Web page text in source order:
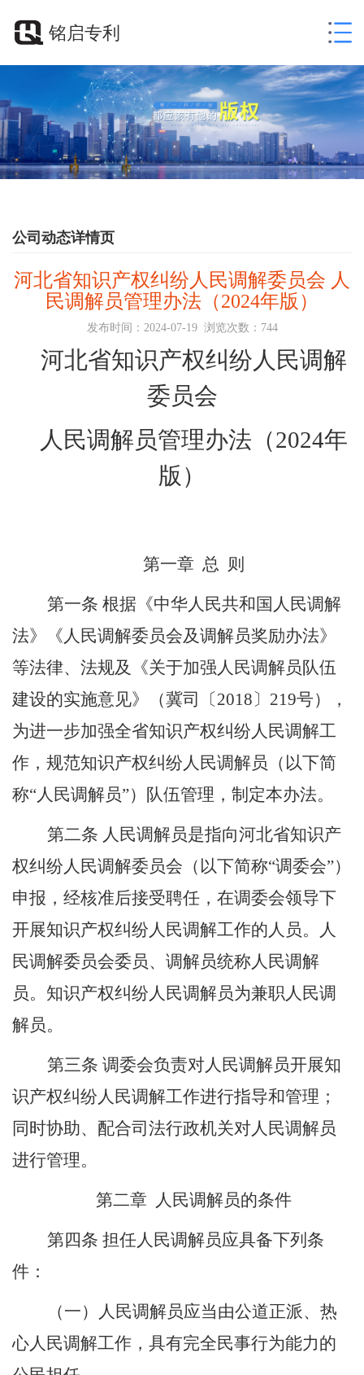
铭启专利
公司动态详情页
河北省知识产权纠纷人民调解委员会 人
民调解员管理办法（2024年版）
发布时间： 2024-07-19浏览次数： 744
河北省知识产权纠纷人民调解
委员会
人民调解员管理办法（2024年
版 ）
第一章 总 则
第一条 根据《中华人民共和国人民调解
法》《人民调解委员会及调解员奖励办法》
等法律、法规及《关于加强人民调解员队伍
建设的实施意见》（冀司〔2018〕219号），
为进一步加强全省知识产权纠纷人民调解工
作，规范知识产权纠纷人民调解员（以下简
称“人民调解员”）队伍管理，制定本办法。
第二条 人民调解员是指向河北省知识产
权纠纷人民调解委员会（以下简称“调委会”）
申报，经核准后接受聘任，在调委会领导下
开展知识产权纠纷人民调解工作的人员。人
民调解委员会委员、调解员统称人民调解
员。知识产权纠纷人民调解员为兼职人民调
解员。
第三条 调委会负责对人民调解员开展知
识产权纠纷人民调解工作进行指导和管理；
同时协助、配合司法行政机关对人民调解员
进行管理。
第二章 人民调解员的条件
第四条 担任人民调解员应具备下列条
件：
（一）人民调解员应当由公道正派、热
心人民调解工作 ， 具有完全民事行为能力的